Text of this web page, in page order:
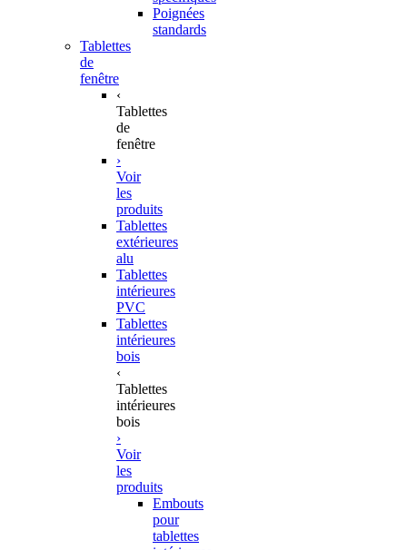
Poignées
standards
Tablettes
de
fenêtre
‹
Tablettes
de
fenêtre
›
Voir
les
produits
Tablettes
extérieures
alu
Tablettes
intérieures
PVC
Tablettes
intérieures
bois
‹
Tablettes
intérieures
bois
›
Voir
les
produits
Embouts
pour
tablettes